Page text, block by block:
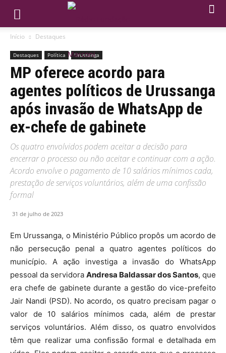
Início Destaques
Destaques Política Urussanga
MP oferece acordo para
agentes políticos de Urussanga
após invasão de WhatsApp de
ex-chefe de gabinete
Os quatro envolvidos podem aceitar a decisão para
encerrar o processo ou não aceitar e continuar com a ação.
Acordo envolve o pagamento de 10 salários mínimos cada,
prestação de serviços voluntários, além de uma confissão
formal
31 de julho de 2023
Em Urussanga, o Ministério Público propôs um acordo de
não persecução penal a quatro agentes políticos do
município. A ação investiga a invasão do WhatsApp
pessoal da servidora Andresa Baldassar dos Santos, que
era chefe de gabinete durante a gestão do vice-prefeito
Jair Nandi (PSD). No acordo, os quatro precisam pagar o
valor de 10 salários mínimos cada, além de prestar
serviços voluntários. Além disso, os quatro envolvidos
têm que realizar uma confissão formal e detalhada em